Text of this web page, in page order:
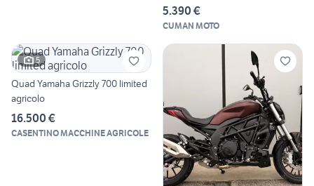
5.390 €
CUMAN MOTO
5
Quad Yamaha Grizzly 700 limited
agricolo
16.500 €
CASENTINO MACCHINE AGRICOLE